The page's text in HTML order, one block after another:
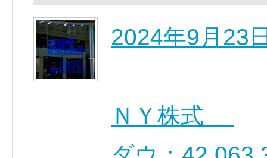
2024年9月23
ＮＹ株式